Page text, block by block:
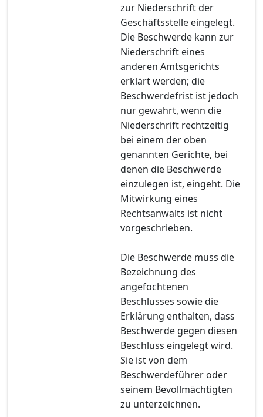
zur Niederschrift der
Geschäftsstelle eingelegt.
Die Beschwerde kann zur
Niederschrift eines
anderen Amtsgerichts
erklärt werden; die
Beschwerdefrist ist jedoch
nur gewahrt, wenn die
Niederschrift rechtzeitig
bei einem der oben
genannten Gerichte, bei
denen die Beschwerde
einzulegen ist, eingeht. Die
Mitwirkung eines
Rechtsanwalts ist nicht
vorgeschrieben.
Die Beschwerde muss die
Bezeichnung des
angefochtenen
Beschlusses sowie die
Erklärung enthalten, dass
Beschwerde gegen diesen
Beschluss eingelegt wird.
Sie ist von dem
Beschwerdeführer oder
seinem Bevollmächtigten
zu unterzeichnen.